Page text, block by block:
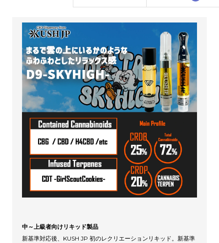
中～上級者向けリキッド製品
新基準対応後、KUSH JP 初のレクリエーションリキッド。新基準